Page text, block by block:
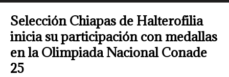
Selección Chiapas de Halterofilia
inicia su participación con medallas
en la Olimpiada Nacional Conade
25